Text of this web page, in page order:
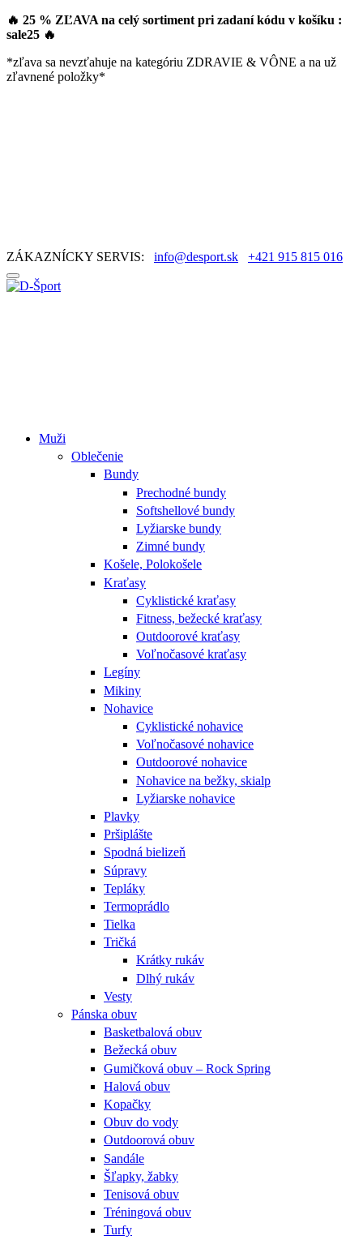
🔥 25 % ZĽAVA na celý sortiment pri zadaní kódu v košíku :
sale25 🔥
*zľava sa nevzťahuje na kategóriu ZDRAVIE & VÔNE a na už
zľavnené položky*
ZÁKAZNÍCKY SERVIS: info@desport.sk +421 915 815 016
Muži
Oblečenie
Bundy
Prechodné bundy
Softshellové bundy
Lyžiarske bundy
Zimné bundy
Košele, Polokošele
Kraťasy
Cyklistické kraťasy
Fitness, bežecké kraťasy
Outdoorové kraťasy
Voľnočasové kraťasy
Legíny
Mikiny
Nohavice
Cyklistické nohavice
Voľnočasové nohavice
Outdoorové nohavice
Nohavice na bežky, skialp
Lyžiarske nohavice
Plavky
Pršiplášte
Spodná bielizeň
Súpravy
Tepláky
Termoprádlo
Tielka
Tričká
Krátky rukáv
Dlhý rukáv
Vesty
Pánska obuv
Basketbalová obuv
Bežecká obuv
Gumičková obuv – Rock Spring
Halová obuv
Kopačky
Obuv do vody
Outdoorová obuv
Sandále
Šľapky, žabky
Tenisová obuv
Tréningová obuv
Turfy